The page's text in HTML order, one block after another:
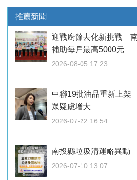
推薦新聞
迎戰廚餘去化新挑戰
補助每戶最高5000元
2026-08-05 17:23
中聯19批油品重新上架
眾疑慮增大
2026-07-22 16:54
南投縣垃圾清運略異動
2026-07-10 13:07